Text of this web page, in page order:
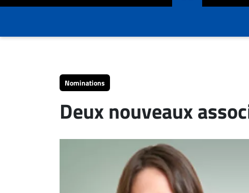
Nominations
Conseillers
CARRIÈRE
Nominations
Deux nouveaux